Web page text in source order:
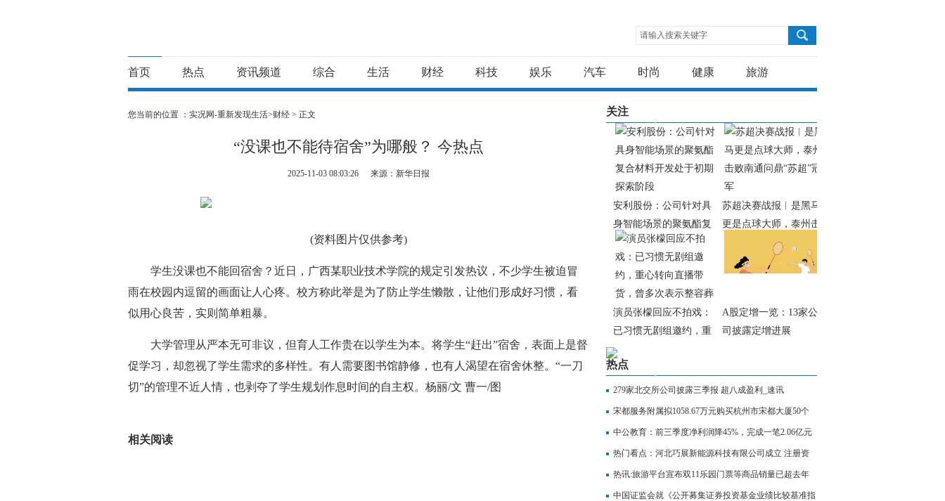
请输入搜索关键字
首页 热点 资讯频道 综合 生活 财经 科技 娱乐 汽车 时尚 健康 旅游
您当前的位置 ： 实况网-重新发现生活>财经 > 正文
“没课也不能待宿舍”为哪般？ 今热点
2025-11-03 08:03:26 来源：新华日报
(资料图片仅供参考)
学生没课也不能回宿舍？近日，广西某职业技术学院的规定引发热议，不少学生被迫冒
雨在校园内逗留的画面让人心疼。校方称此举是为了防止学生懒散，让他们形成好习惯，看
似用心良苦，实则简单粗暴。
大学管理从严本无可非议，但育人工作贵在以学生为本。将学生“赶出”宿舍，表面上是督
促学习，却忽视了学生需求的多样性。有人需要图书馆静修，也有人渴望在宿舍休整。“一刀
切”的管理不近人情，也剥夺了学生规划作息时间的自主权。杨丽/文 曹一/图
相关阅读
关注
安利股份：公司针对具
身智能场景的聚氨酯复
合材料开发处于初期探
索阶段
苏超决赛战报︱是黑马
更是点球大师，泰州击
败南通问鼎“苏超”冠军
演员张檬回应不拍戏：
已习惯无剧组邀约，重
心转向直播带货，曾多
次表示整容葬送演艺生
涯
A股定增一览：13家公
司披露定增进展
热点
279家北交所公司披露三季报 超八成盈利_速讯
宋都服务附属拟1058.67万元购买杭州市宋都大厦50个
地下车位 今日热闻
中公教育：前三季度净利润降45%，完成一笔2.06亿元
的债务重组-新消息
热门看点：河北巧展新能源科技有限公司成立 注册资
本10000万人民币
热讯:旅游平台宣布双11乐园门票等商品销量已超去年
全程 验证行业加速向高质量升级转型丨一克商评
中国证监会就《公开募集证券投资基金业绩比较基准指